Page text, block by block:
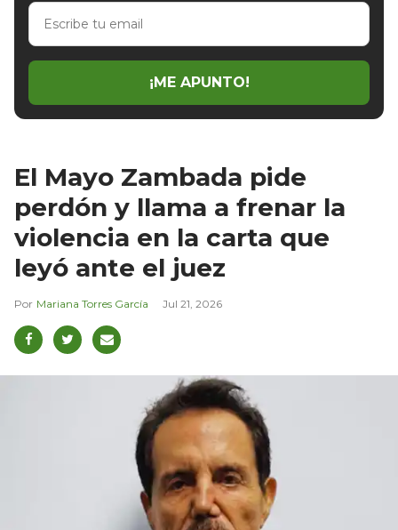
Escribe
email
¡ME APUNTO!
El Mayo Zambada pide
perdón y llama a frenar la
violencia en la carta que
leyó ante el juez
Mariana Torres García Jul 21, 2026